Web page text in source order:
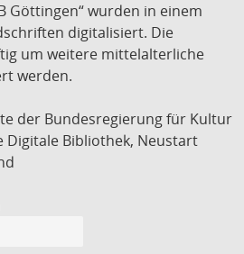
Göttingen“ wurden in einem
digitalisiert. Die
um weitere mittelalterliche
werden.
der Bundesregierung für Kultur
Digitale Bibliothek, Neustart